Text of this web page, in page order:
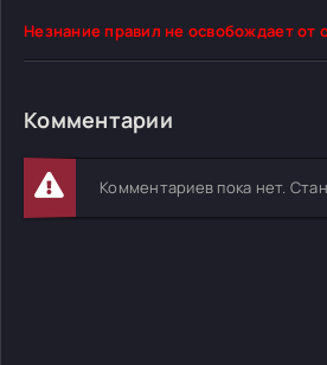
Незнание правил не освобождает от
Комментарии
Комментариев пока нет.